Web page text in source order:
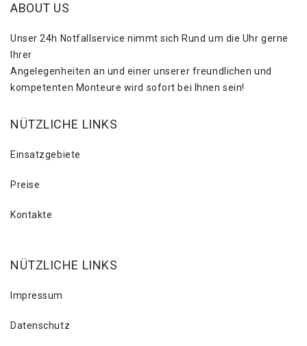
ABOUT US
Unser 24h Notfallservice nimmt sich Rund um die Uhr gerne
Ihrer
Angelegenheiten an und einer unserer freundlichen und
kompetenten Monteure wird sofort bei Ihnen sein!
NÜTZLICHE LINKS
Einsatzgebiete
Preise
Kontakte
NÜTZLICHE LINKS
Impressum
Datenschutz